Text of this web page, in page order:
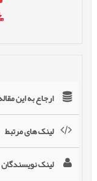
ارجاع به این مقاله
لینک های مرتبط
لینک نویسندگان